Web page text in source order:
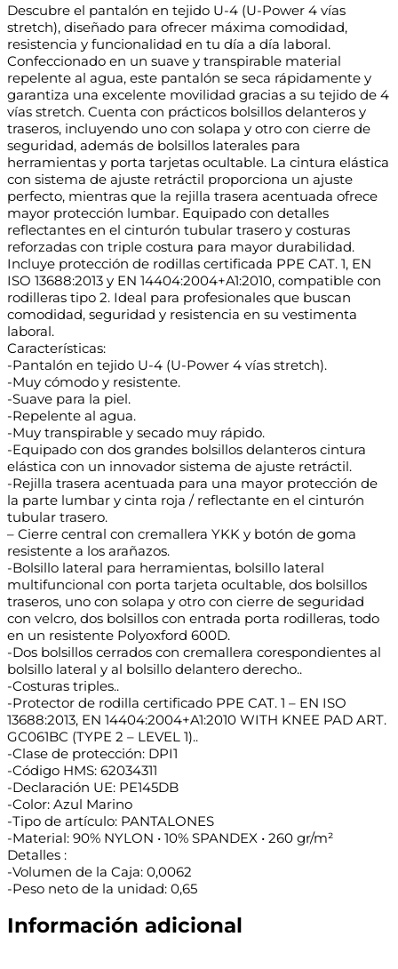
Descubre el pantalón en tejido U-4 (U-Power 4 vías
stretch), diseñado para ofrecer máxima comodidad,
resistencia y funcionalidad en tu día a día laboral.
Confeccionado en un suave y transpirable material
repelente al agua, este pantalón se seca rápidamente y
garantiza una excelente movilidad gracias a su tejido de 4
vías stretch. Cuenta con prácticos bolsillos delanteros y
traseros, incluyendo uno con solapa y otro con cierre de
seguridad, además de bolsillos laterales para
herramientas y porta tarjetas ocultable. La cintura elástica
con sistema de ajuste retráctil proporciona un ajuste
perfecto, mientras que la rejilla trasera acentuada ofrece
mayor protección lumbar. Equipado con detalles
reflectantes en el cinturón tubular trasero y costuras
reforzadas con triple costura para mayor durabilidad.
Incluye protección de rodillas certificada PPE CAT. 1, EN
ISO 13688:2013 y EN 14404:2004+A1:2010, compatible con
rodilleras tipo 2. Ideal para profesionales que buscan
comodidad, seguridad y resistencia en su vestimenta
laboral.
Características:
-Pantalón en tejido U-4 (U-Power 4 vías stretch).
-Muy cómodo y resistente.
-Suave para la piel.
-Repelente al agua.
-Muy transpirable y secado muy rápido.
-Equipado con dos grandes bolsillos delanteros cintura
elástica con un innovador sistema de ajuste retráctil.
-Rejilla trasera acentuada para una mayor protección de
la parte lumbar y cinta roja / reflectante en el cinturón
tubular trasero.
– Cierre central con cremallera YKK y botón de goma
resistente a los arañazos.
-Bolsillo lateral para herramientas, bolsillo lateral
multifuncional con porta tarjeta ocultable, dos bolsillos
traseros, uno con solapa y otro con cierre de seguridad
con velcro, dos bolsillos con entrada porta rodilleras, todo
en un resistente Polyoxford 600D.
-Dos bolsillos cerrados con cremallera corespondientes al
bolsillo lateral y al bolsillo delantero derecho..
-Costuras triples..
-Protector de rodilla certificado PPE CAT. 1 – EN ISO
13688:2013, EN 14404:2004+A1:2010 WITH KNEE PAD ART.
GC061BC (TYPE 2 – LEVEL 1)..
-Clase de protección: DPI1
-Código HMS: 62034311
-Declaración UE: PE145DB
-Color: Azul Marino
-Tipo de artículo: PANTALONES
-Material: 90% NYLON • 10% SPANDEX • 260 gr/m²
Detalles :
-Volumen de la Caja: 0,0062
-Peso neto de la unidad: 0,65
Información adicional